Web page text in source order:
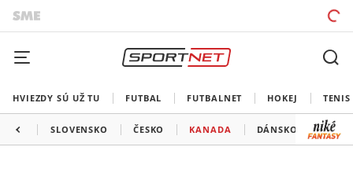
HVIEZDY SÚ UŽ TU FUTBAL FUTBALNET HOKEJ TENIS
SLOVENSKO ČESKO KANADA DÁNSKO